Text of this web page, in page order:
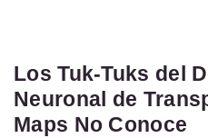
Los Tuk-Tuks del
Neuronal de
Maps No Conoce